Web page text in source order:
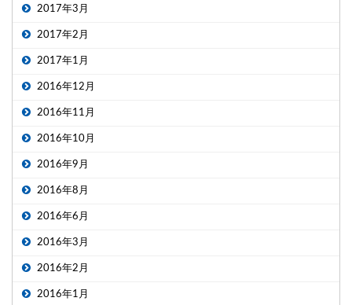
2017年3月
2017年2月
2017年1月
2016年12月
2016年11月
2016年10月
2016年9月
2016年8月
2016年6月
2016年3月
2016年2月
2016年1月